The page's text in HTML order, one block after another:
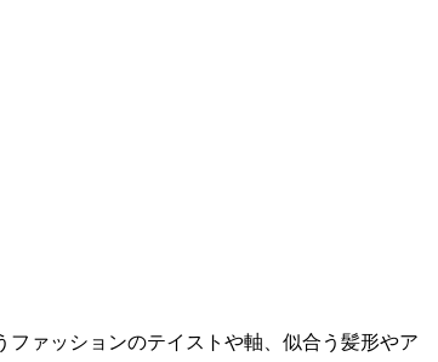
ァッションのテイストや軸、似合う髪形やア